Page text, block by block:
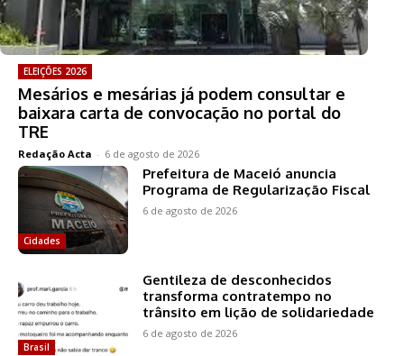
ELEIÇÕES 2026
Mesários e mesárias já podem consultar e
baixara carta de convocação no portal do
TRE
Redação Acta - 6 de agosto de 2026
Cidades
Prefeitura de Maceió anuncia
Programa de Regularização Fiscal
6 de agosto de 2026
Brasil
Gentileza de desconhecidos
transforma contratempo no
trânsito em lição de solidariedade
6 de agosto de 2026